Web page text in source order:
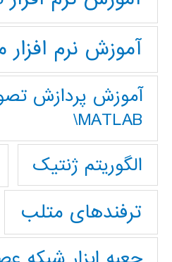
آموزش نرم
آموزش پردازش
MATLAB\
الگوریتم ژنتیک
ترفندهای متلب